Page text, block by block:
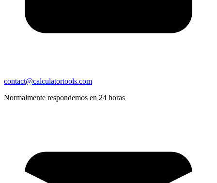
contact@calculatortools.com
Normalmente respondemos en 24 horas